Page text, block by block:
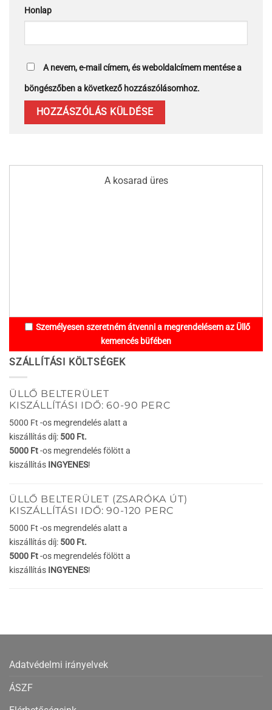
Honlap
A nevem, e-mail címem, és weboldalcímem mentése a
böngészőben a következő hozzászólásomhoz.
A kosarad üres
Személyesen szeretném átvenni a megrendelésem az Üllő
kemencés büfében
SZÁLLÍTÁSI KÖLTSÉGEK
ÜLLŐ BELTERÜLET
KISZÁLLÍTÁSI IDŐ: 60-90 PERC
5000 Ft -os megrendelés alatt a
kiszállítás díj: 500 Ft.
5000 Ft-os megrendelés fölött a
kiszállítás INGYENES!
ÜLLŐ BELTERÜLET (ZSARÓKA ÚT)
KISZÁLLÍTÁSI IDŐ: 90-120 PERC
5000 Ft -os megrendelés alatt a
kiszállítás díj: 500 Ft.
5000 Ft-os megrendelés fölött a
kiszállítás INGYENES!
Adatvédelmi irányelvek
ÁSZF